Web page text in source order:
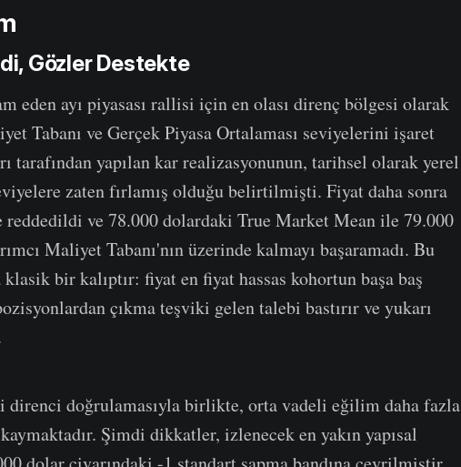
Gözler Destekte
eden ayı piyasası rallisi için en olası direnç bölgesi olarak
Tabanı ve Gerçek Piyasa Ortalaması seviyelerini işaret
tarafından yapılan kar realizasyonunun, tarihsel olarak yerel
zaten fırlamış olduğu belirtilmişti. Fiyat daha sonra
ve 78.000 dolardaki True Market Mean ile 79.000
Maliyet Tabanı'nın üzerinde kalmayı başaramadı. Bu
klasik bir kalıptır: fiyat en fiyat hassas kohortun başa baş
çıkma teşviki gelen talebi bastırır ve yukarı
direnci doğrulamasıyla birlikte, orta vadeli eğilim daha fazla
Şimdi dikkatler, izlenecek en yakın yapısal